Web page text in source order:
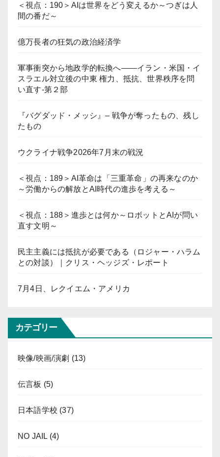
＜視点：190＞AIは世界をどう変えるか～つぎは人
間の番だ～
億万長者の狂気の政治経済学
軍事衝突から地政学的転換へ――イラン・米国・イ
スラエル対立後の中東 権力、抵抗、世界秩序を問
い直す-第２部
『バグダッド・メッシ』– 戦争が奪ったもの、残し
たもの
ウクライナ戦争2026年7月末の戦況
＜視点：189＞AI革命は「三重革命」の再来なのか
～労働からの解放とAI時代の進歩を考える～
＜視点：188＞進歩とは何か～ロボットとAIが問い
直す文明～
民主主義には抵抗が必要である（ロジャー・ハラム
との対談）｜クリス・ヘッジズ・レポート
7月4日、レクイエム・アメリカ
カテゴリー
映像/映画/演劇 (13)
伝言板 (5)
日本語学校 (37)
NO JAIL (4)